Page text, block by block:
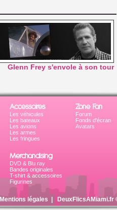
Glenn Frey s'envole à son tour
Accessoires
Les véhicules
Les bateaux
Les avions
Les armes
Les fringues
Merchandising
DVD & Blu ray
Bandes originales
T-shirt & accessoires
Figurines
Zone Fan
Forum
Fonds d'écran
Avatars
Mentions légales | DeuxFlicsAMiami.fr